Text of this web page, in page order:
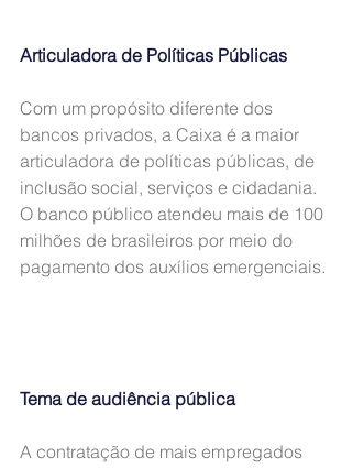
Articuladora de Políticas Públicas
Com um propósito diferente dos
bancos privados, a Caixa é a maior
articuladora de políticas públicas, de
inclusão social, serviços e cidadania.
O banco público atendeu mais de 100
milhões de brasileiros por meio do
pagamento dos auxílios emergenciais.
Tema de audiência pública
A contratação de mais empregados